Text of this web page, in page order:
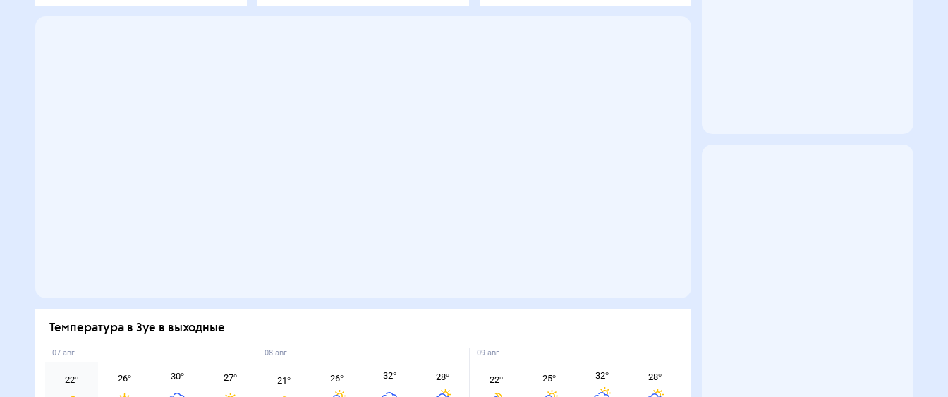
Температура в Зуе в выходные
07 авг
22° 26° 30° 27°
08 авг
21° 26° 32° 28°
09 авг
22° 25° 32° 28°